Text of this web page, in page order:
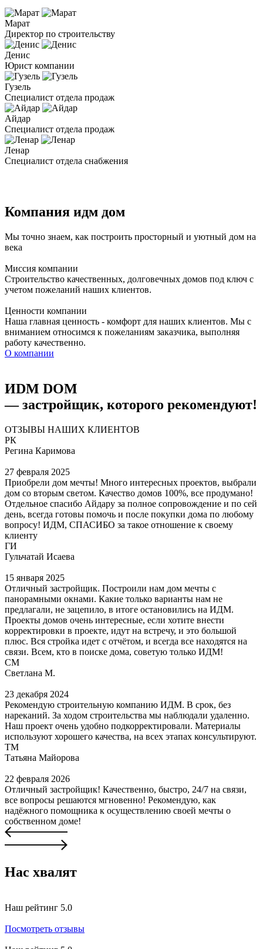
Марат
Директор по строительству
Денис
Юрист компании
Гузель
Специалист отдела продаж
Айдар
Специалист отдела продаж
Ленар
Специалист отдела снабжения
Компания идм дом
Мы точно знаем, как построить просторный и уютный дом на
века
Миссия компании
Строительство качественных, долговечных домов под ключ с
учетом пожеланий наших клиентов.
Ценности компании
Наша главная ценность - комфорт для наших клиентов. Мы с
вниманием относимся к пожеланиям заказчика, выполняя
работу качественно.
О компании
ИDM DOM
— застройщик, которого рекомендуют!
ОТЗЫВЫ НАШИХ КЛИЕНТОВ
РК
Регина Каримова
27 февраля 2025
Приобрели дом мечты! Много интересных проектов, выбрали
дом со вторым светом. Качество домов 100%, все продумано!
Отдельное спасибо Айдару за полное сопровождение и по сей
день, всегда готовы помочь и после покупки дома по любому
вопросу! ИДМ, СПАСИБО за такое отношение к своему
клиенту
ГИ
Гульчатай Исаева
15 января 2025
Отличный застройщик. Построили нам дом мечты с
панорамными окнами. Какие только варианты нам не
предлагали, не зацепило, в итоге остановились на ИДМ.
Проекты домов очень интересные, если хотите внести
корректировки в проекте, идут на встречу, и это большой
плюс. Вся стройка идет с отчётом, и всегда все находятся на
связи. Всем, кто в поиске дома, советую только ИДМ!
СМ
Светлана М.
23 декабря 2024
Рекомендую строительную компанию ИДМ. В срок, без
нареканий. За ходом строительства мы наблюдали удаленно.
Наш проект очень удобно подкорректировали. Материалы
используют хорошего качества, на всех этапах консультируют.
ТМ
Татьяна Майорова
22 февраля 2026
Отличный застройщик! Качественно, быстро, 24/7 на связи,
все вопросы решаются мгновенно! Рекомендую, как
надёжного помощника к осуществлению своей мечты о
собственном доме!
Нас хвалят
Наш рейтинг 5.0
Посмотреть отзывы